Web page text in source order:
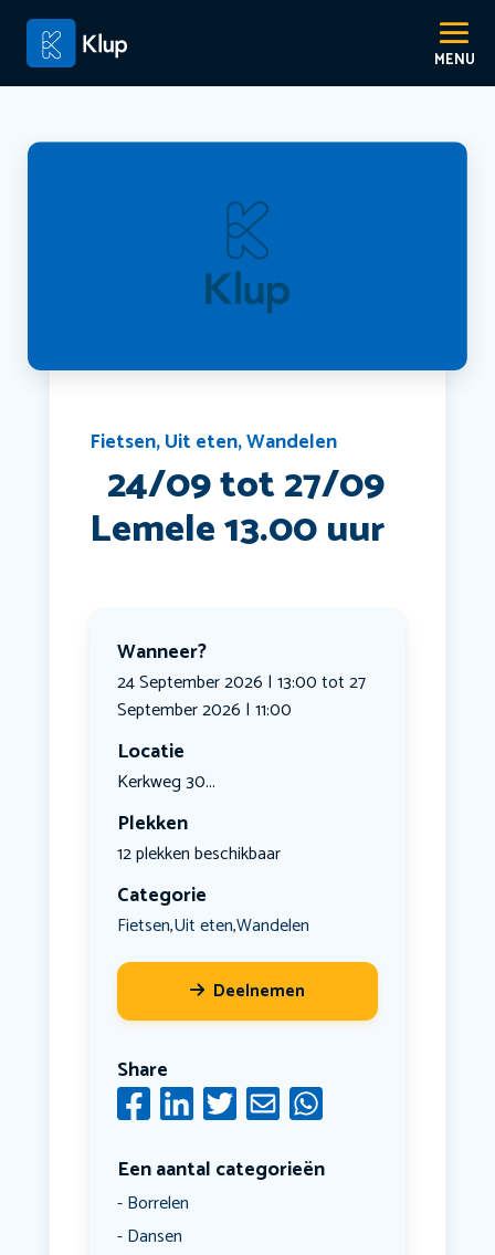
Fietsen,Uit eten,Wandelen
️ ️ 24/09 tot 27/09
Lemele 13.00 uur
Wanneer?
24 September 2026 | 13:00 tot 27
September 2026 | 11:00
Locatie
Kerkweg 30...
Plekken
12 plekken beschikbaar
Categorie
Fietsen,Uit eten,Wandelen
Deelnemen
Share
Een aantal categorieën
Borrelen
Dansen